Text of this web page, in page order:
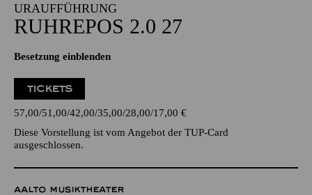
URAUFFÜHRUNG
RUHREPOS 2.0 27
Besetzung einblenden
TICKETS
57,00 51,00 42,00 35,00 28,00 17,00 €
Diese Vorstellung ist vom Angebot der TUP-Card
ausgeschlossen.
AALTO MUSIKTHEATER